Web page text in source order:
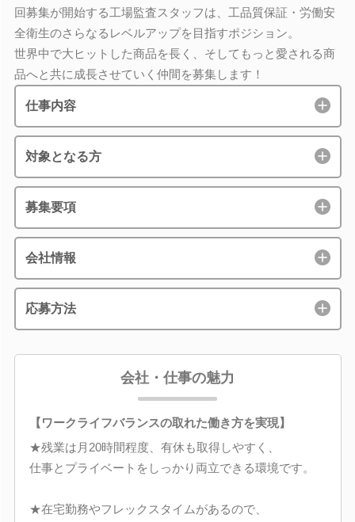
回募集が開始する工場監査スタッフは、工品質保証・労働安
全衛生のさらなるレベルアップを目指すポジション。
世界中で大ヒットした商品を長く、そしてもっと愛される商
品へと共に成長させていく仲間を募集します！
仕事内容
対象となる方
募集要項
会社情報
応募方法
会社・仕事の魅力
【ワークライフバランスの取れた働き方を実現】
★残業は月20時間程度、有休も取得しやすく、
仕事とプライベートをしっかり両立できる環境です。
★在宅勤務やフレックスタイムがあるので、